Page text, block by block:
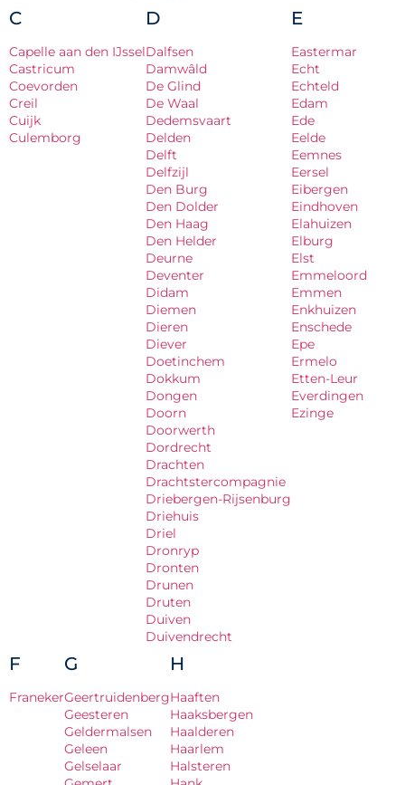
C
Capelle aan den IJssel
Castricum
Coevorden
Creil
Cuijk
Culemborg
D
Dalfsen
Damwâld
De Glind
De Waal
Dedemsvaart
Delden
Delft
Delfzijl
Den Burg
Den Dolder
Den Haag
Den Helder
Deurne
Deventer
Didam
Diemen
Dieren
Diever
Doetinchem
Dokkum
Dongen
Doorn
Doorwerth
Dordrecht
Drachten
Drachtstercompagnie
Driebergen-Rijsenburg
Driehuis
Driel
Dronryp
Dronten
Drunen
Druten
Duiven
Duivendrecht
E
Eastermar
Echt
Echteld
Edam
Ede
Eelde
Eemnes
Eersel
Eibergen
Eindhoven
Elahuizen
Elburg
Elst
Emmeloord
Emmen
Enkhuizen
Enschede
Epe
Ermelo
Etten-Leur
Everdingen
Ezinge
F
Franeker
G
Geertruidenberg
Geesteren
Geldermalsen
Geleen
Gelselaar
H
Haaften
Haaksbergen
Haalderen
Haarlem
Halsteren